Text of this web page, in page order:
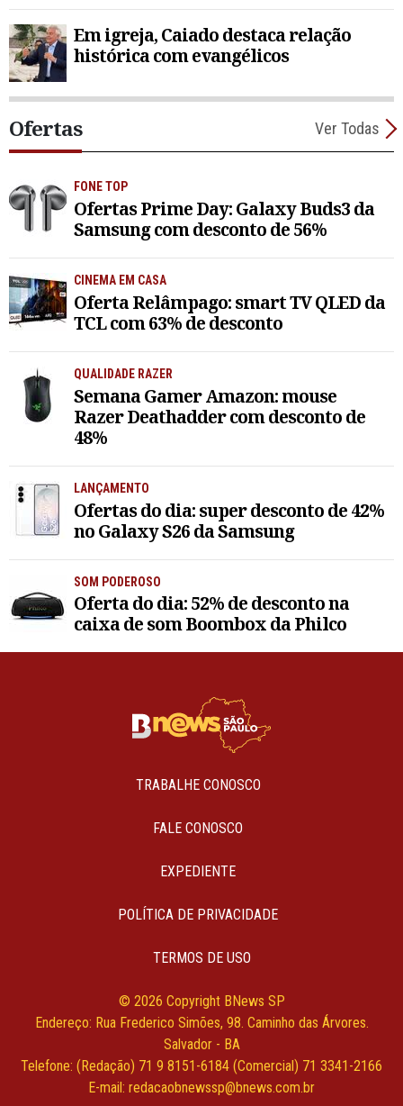
Em igreja, Caiado destaca relação
histórica com evangélicos
Ofertas Ver Todas
FONE TOP
Ofertas Prime Day: Galaxy Buds3 da
Samsung com desconto de 56%
CINEMA EM CASA
Oferta Relâmpago: smart TV QLED da
TCL com 63% de desconto
QUALIDADE RAZER
Semana Gamer Amazon: mouse
Razer Deathadder com desconto de
48%
LANÇAMENTO
Ofertas do dia: super desconto de 42%
no Galaxy S26 da Samsung
SOM PODEROSO
Oferta do dia: 52% de desconto na
caixa de som Boombox da Philco
TRABALHE CONOSCO
FALE CONOSCO
EXPEDIENTE
POLÍTICA DE PRIVACIDADE
TERMOS DE USO
© 2026 Copyright BNews SP
Endereço: Rua Frederico Simões, 98. Caminho das Árvores.
Salvador - BA
Telefone: (Redação) 71 9 8151-6184 (Comercial) 71 3341-2166
E-mail: redacaobnewssp@bnews.com.br